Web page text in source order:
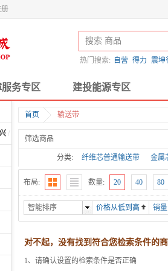
册
热门搜索: 自营 得力 震坤
务专区 建投能源专区
/ 计算机及配件
首页 输送带
筛选商品
分类: 纤维芯普通输送带 金属
布局: 数量: 20 40 80
智能排序 价格从低到高 销量
对不起，没有找到符合您检索条件的
1、请确认设置的检索条件是否正确